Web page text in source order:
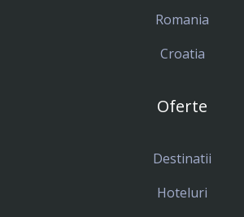
Romania
Croatia
Oferte
Destinatii
Hoteluri